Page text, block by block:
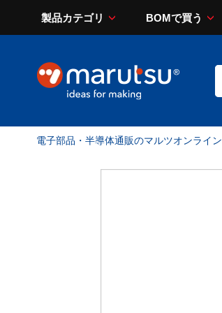
製品カテゴリ BOMで買う
電子部品・半導体通販のマルツオンライン